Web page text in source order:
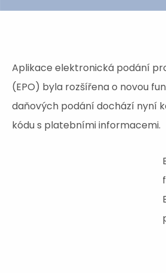
Aplikace elektronická podání
(EPO) byla rozšířena o novou
daňových podání dochází nyní
kódu s platebními informacemi.